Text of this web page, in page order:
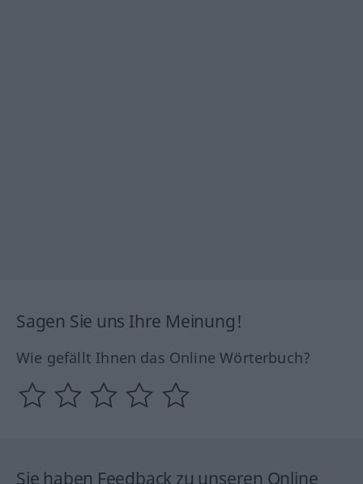
Sagen Sie uns Ihre Meinung!
Wie gefällt Ihnen das Online Wörterbuch?
Sie haben Feedback zu unseren Online